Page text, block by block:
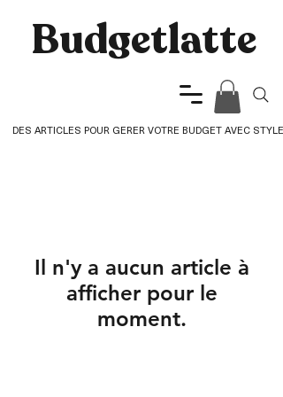
Budgetlatte​
DES ARTICLES POUR GERER VOTRE BUDGET AVEC STYLE
Il n'y a aucun article à
afficher pour le
moment.